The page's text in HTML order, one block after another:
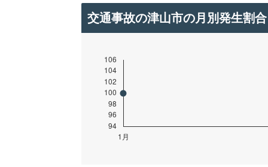
交通事故の津山市の月別発生割合